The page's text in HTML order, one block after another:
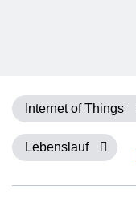
Internet of Things
Lebenslauf